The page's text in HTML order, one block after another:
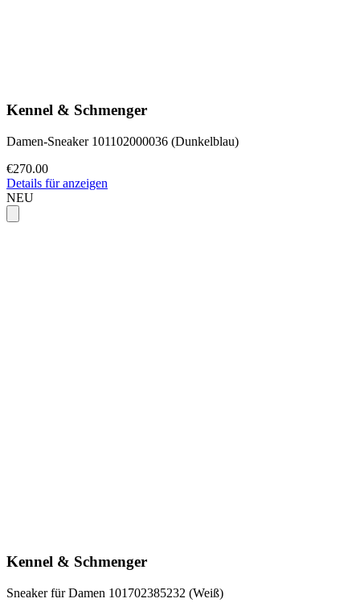
Kennel & Schmenger
Damen-Sneaker 101102000036 (Dunkelblau)
€270.00
Details für anzeigen
NEU
Kennel & Schmenger
Sneaker für Damen 101702385232 (Weiß)